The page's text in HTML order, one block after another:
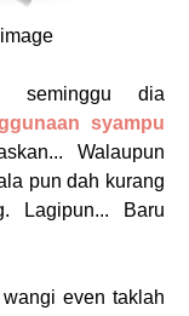
seminggu dia
syampu
Walaupun
pun dah kurang
Lagipun... Baru
even taklah